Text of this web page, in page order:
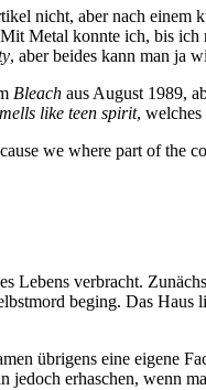
nicht, aber nach einem
Metal konnte ich, bis
, aber beides kann man ja
Bleach ausAugust 1989,
like teen spirit, welches
we where part of the
Lebens verbracht.
beging. Das
übrigens eine eigene
erhaschen, wenn